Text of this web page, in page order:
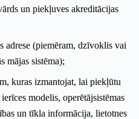
un piekļuves akreditācijas
adrese (piemēram, dzīvoklis vai
mājas sistēma);
kuras izmantojat, lai piekļūtu
modelis, operētājsistēmas
un tīkla informācija, lietotnes